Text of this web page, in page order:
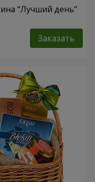
“Лучший день”
Заказать